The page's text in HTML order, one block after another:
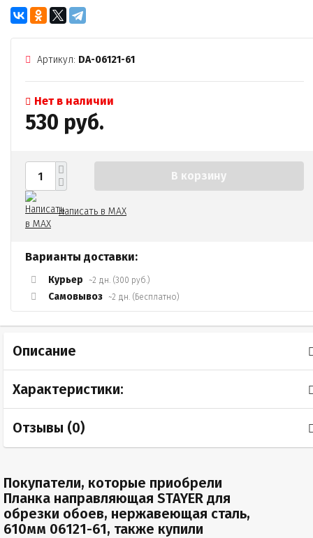
Артикул: DA-06121-61
Нет в наличии
530 руб.
В корзину
Написать в MAX
Варианты доставки:
Курьер ~2 дн. (300 руб.)
Самовывоз ~2 дн. (Бесплатно)
Описание
Характеристики:
Отзывы (0)
Покупатели, которые приобрели
Планка направляющая STAYER для
обрезки обоев, нержавеющая сталь,
610мм 06121-61, также купили